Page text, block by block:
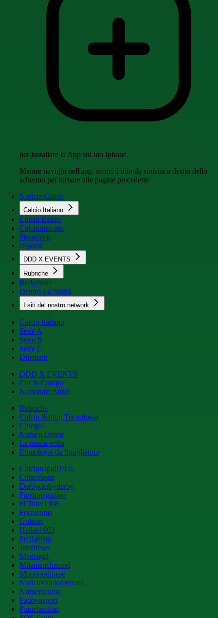
per installare la App sul tuo Iphone.
Mentre navighi nell'app, scorri il dito da sinistra a destra dello
schermo per tornare alle pagine precedenti
Notizie Calcio
Calcio Italiano
Calcio Estero
Calciomercato
Streaming
eSports
DDD X EVENTS
Rubriche
Redazione
Dentro La Storia
I siti del nostro network
Calcio Italiano
Serie A
Serie B
Serie C
Dilettanti
DDD X EVENTS
Cur in Campo
Nazionale Attori
Rubriche
Calcio &amp; Tecnologia
Cinegol
Nomen Omen
La prima volta
Etimologie da Spogliatoio
Calcionapoli1926
Cittaceleste
Derbyderbyderby
Fantamagazine
FCInter1908
Forzaroma
Golssip
Hellas1903
Ilmilanista
Juvenews
Mediagol
Milanistichannel
Mondoudinese
Notiziecalciomercato
Numericalcio
Padovasport
Pianetamilan